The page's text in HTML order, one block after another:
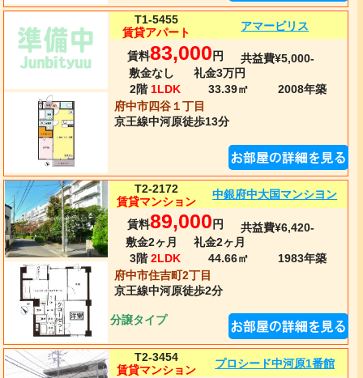
T1-5455
賃貸アパート
アマービリス
賃料83,000円
共益費¥5,000-
敷金なし
礼金3万円
2階 1LDK 33.39㎡ 2008年築
府中市四谷１丁目
京王線中河原徒歩13分
T2-2172
賃貸マンション
中銀府中大国マンシヨン
賃料89,000 円
共益費¥6,420-
敷金2ヶ月
礼金2ヶ月
3階 2LDK 44.66㎡ 1983年築
府中市住吉町2丁目
京王線中河原徒歩2分
分譲タイプ
T2-3454
賃貸マンション
プロシード中河原1番館